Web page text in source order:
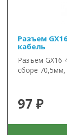
Разъем
кабель
Разъем
сборе 70,5мм,
97 ₽